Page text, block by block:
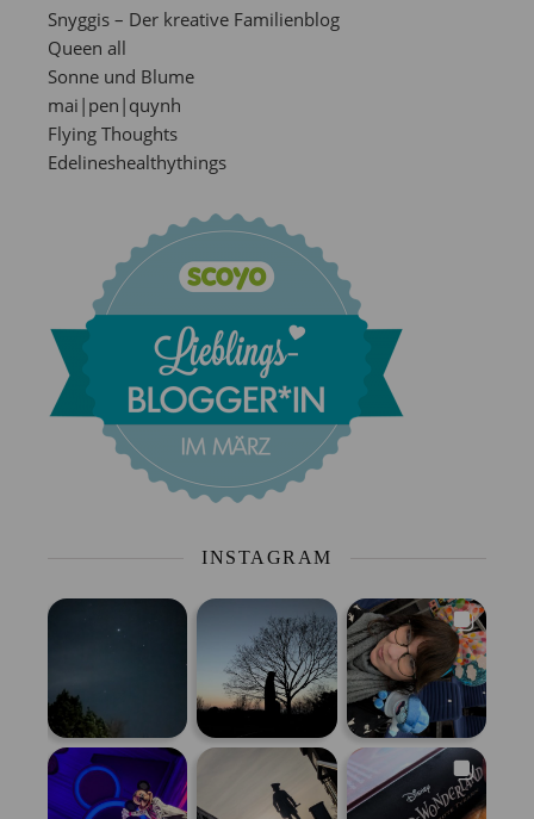
Snyggis – Der kreative Familienblog
Queen all
Sonne und Blume
mai|pen|quynh
Flying Thoughts
Edelineshealthythings
INSTAGRAM